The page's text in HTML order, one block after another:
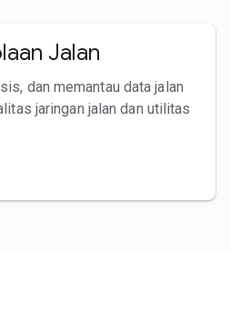
Jalan
dan memantau data jalan
jaringan jalan dan utilitas